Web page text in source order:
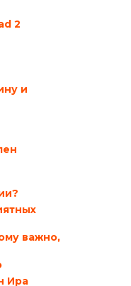
2
и
важно,
Ира